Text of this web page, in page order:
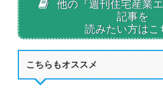
他の『週刊住宅産業
記事を
読みたい方はこ
こちらもオススメ